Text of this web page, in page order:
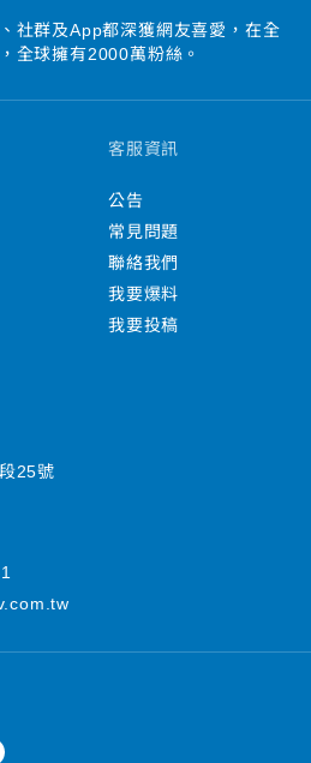
社群及App都深獲網友喜愛，在全
全球擁有2000萬粉絲。
客服資訊
公告
常見問題
聯絡我們
我要爆料
我要投稿
25號